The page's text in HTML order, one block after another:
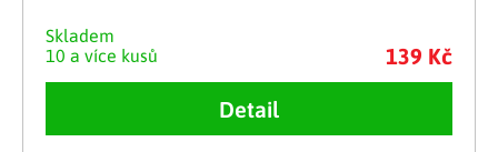
Skladem
10 a více kusů
139 Kč
Detail